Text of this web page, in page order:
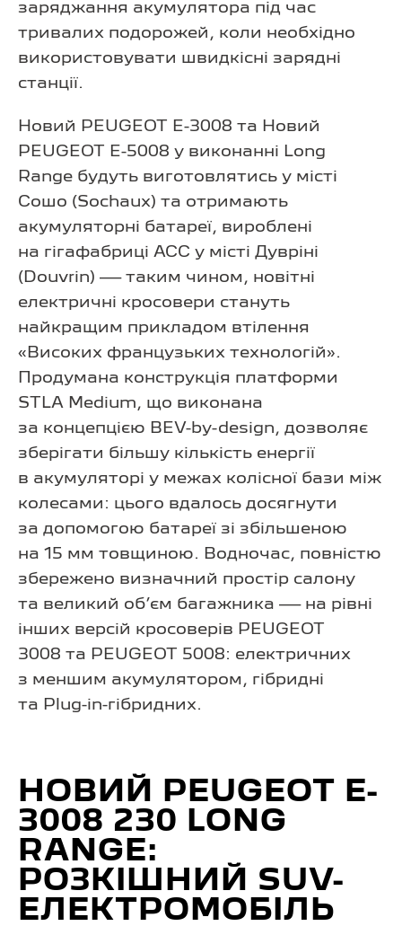
заряджання акумулятора під час
тривалих подорожей, коли необхідно
використовувати швидкісні зарядні
станції.
Новий PEUGEOT E-3008 та Новий
PEUGEOT E-5008 у виконанні Long
Range будуть виготовлятись у місті
Сошо (Sochaux) та отримають
акумуляторні батареї, вироблені
на гігафабриці ACC у місті Дувріні
(Douvrin) — таким чином, новітні
електричні кросовери стануть
найкращим прикладом втілення
«Високих французьких технологій».
Продумана конструкція платформи
STLA Medium, що виконана
за концепцією BEV-by-design, дозволяє
зберігати більшу кількість енергії
в акумуляторі у межах колісної бази між
колесами: цього вдалось досягнути
за допомогою батареї зі збільшеною
на 15 мм товщиною. Водночас, повністю
збережено визначний простір салону
та великий об’єм багажника — на рівні
інших версій кросоверів PEUGEOT
3008 та PEUGEOT 5008: електричних
з меншим акумулятором, гібридні
та Plug-in-гібридних.
НОВИЙ PEUGEOT E-
3008 230 LONG
RANGE:
РОЗКІШНИЙ SUV-
ЕЛЕКТРОМОБІЛЬ